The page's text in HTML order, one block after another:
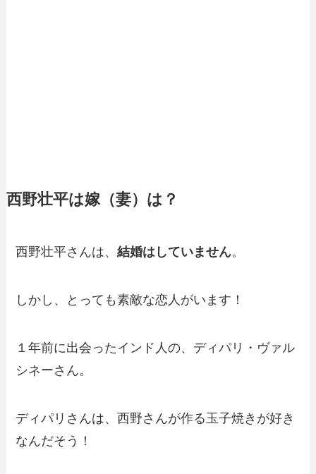
西野壮平は嫁（妻）は？
西野壮平さんは、結婚はしていません。
しかし、とっても素敵な恋人がいます！
１年前に出会ったインド人の、ディパリ・ヴァル
シネーさん。
ディパリさんは、西野さんが作る玉子焼きが好き
なんだそう！